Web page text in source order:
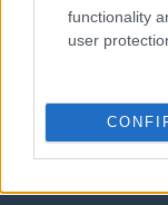
functionality
user